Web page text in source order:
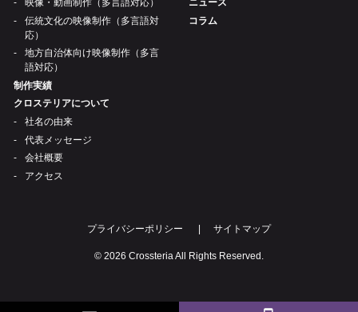
映像・動画制作（多言語対応）
伝統文化の映像制作（多言語対
応）
地方自治体向け映像制作（多言
語対応）
制作実績
クロステリアについて
社名の由来
代表メッセージ
会社概要
アクセス
ニュース
コラム
プライバシーポリシー サイトマップ
© 2026 Crossteria All Rights Reserved.